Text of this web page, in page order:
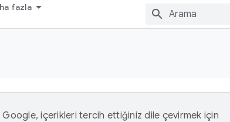
fazla
Google, içerikleri tercih ettiğiniz dile çevirmek için